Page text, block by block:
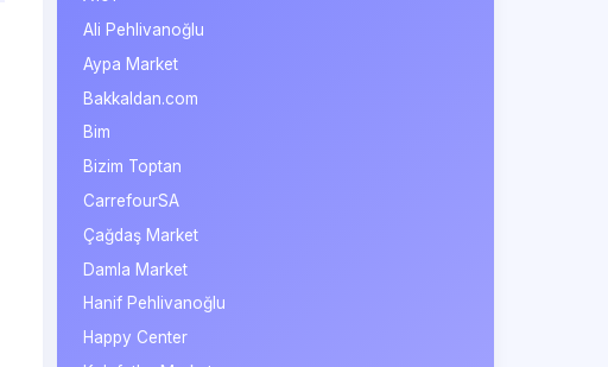
Ali Pehlivanoğlu
Aypa Market
Bakkaldan.com
Bim
Bizim Toptan
CarrefourSA
Çağdaş Market
Damla Market
Hanif Pehlivanoğlu
Happy Center